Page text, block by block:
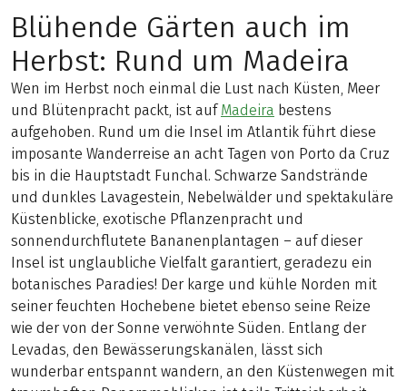
Blühende Gärten auch im
Herbst: Rund um Madeira
Wen im Herbst noch einmal die Lust nach Küsten, Meer
und Blütenpracht packt, ist aufMadeira bestens
aufgehoben. Rund um die Insel im Atlantik führt diese
imposante Wanderreise an acht Tagen von Porto da Cruz
bis in die Hauptstadt Funchal. Schwarze Sandstrände
und dunkles Lavagestein, Nebelwälder und spektakuläre
Küstenblicke, exotische Pflanzenpracht und
sonnendurchflutete Bananenplantagen – auf dieser
Insel ist unglaubliche Vielfalt garantiert, geradezu ein
botanisches Paradies! Der karge und kühle Norden mit
seiner feuchten Hochebene bietet ebenso seine Reize
wie der von der Sonne verwöhnte Süden. Entlang der
Levadas, den Bewässerungskanälen, lässt sich
wunderbar entspannt wandern, an den Küstenwegen mit